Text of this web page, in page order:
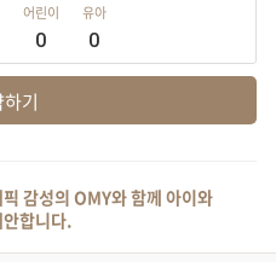
어린이
0
유아
0
기
감성의 OMY와 함께 아이와
합니다.